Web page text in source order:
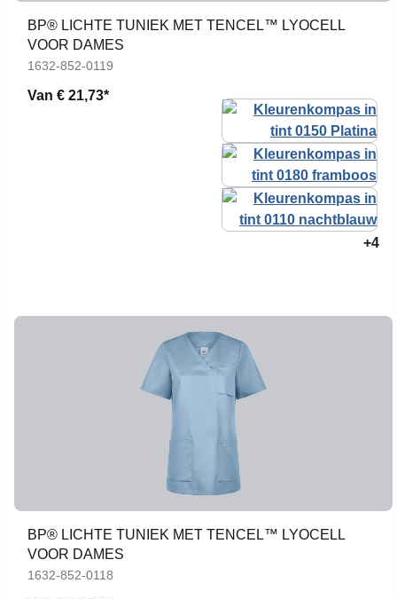
BP® LICHTE TUNIEK MET TENCEL™ LYOCELL
VOOR DAMES
1632-852-0119
Van € 21,73*
+4
BP® LICHTE TUNIEK MET TENCEL™ LYOCELL
VOOR DAMES
1632-852-0118